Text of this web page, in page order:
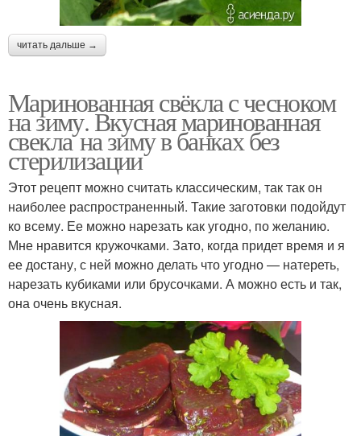
читать дальше →
Маринованная свёкла с чесноком
на зиму. Вкусная маринованная
свекла на зиму в банках без
стерилизации
Этот рецепт можно считать классическим, так так он
наиболее распространенный. Такие заготовки подойдут
ко всему. Ее можно нарезать как угодно, по желанию.
Мне нравится кружочками. Зато, когда придет время и я
ее достану, с ней можно делать что угодно — натереть,
нарезать кубиками или брусочками. А можно есть и так,
она очень вкусная.